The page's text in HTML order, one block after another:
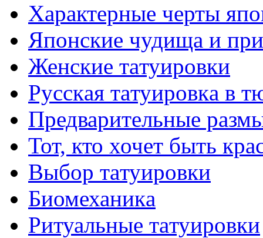
Характерные черты
Японские чудища и
Женские тaтуировки
Русскaя тaтуировкa в
Предварительные
Тот, кто хочет быть
Выбор тaтуировки
Биомеханикa
Ритуальные тaтуировки